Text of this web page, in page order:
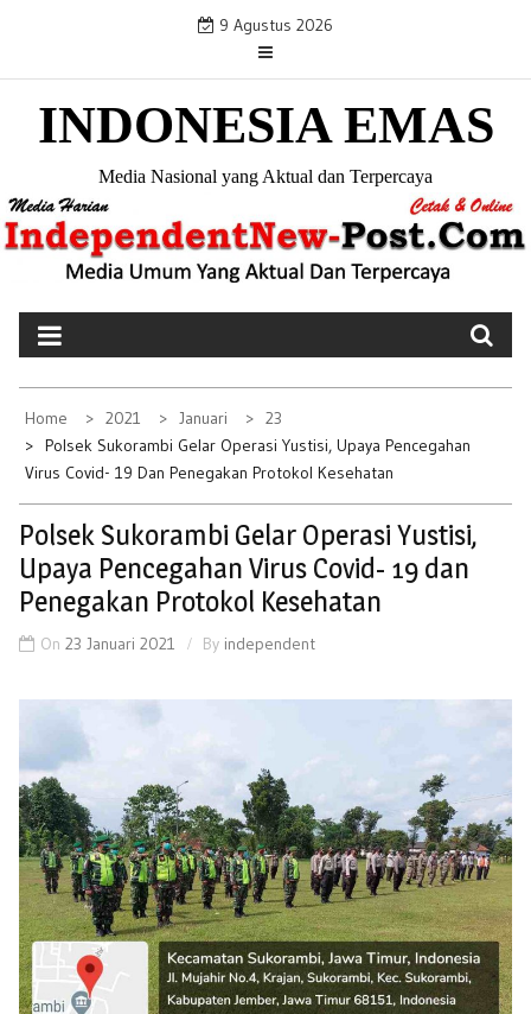
i
o
9 Agustus 2026
INDONESIA EMAS
Media Nasional yang Aktual dan Terpercaya
Home 2021 Januari
23
Polsek Sukorambi Gelar Operasi Yustisi, Upaya Pencegahan
Virus Covid- 19 Dan Penegakan Protokol Kesehatan
Polsek Sukorambi Gelar Operasi Yustisi,
Upaya Pencegahan Virus Covid- 19 dan
Penegakan Protokol Kesehatan
On 23 Januari 2021 By independent